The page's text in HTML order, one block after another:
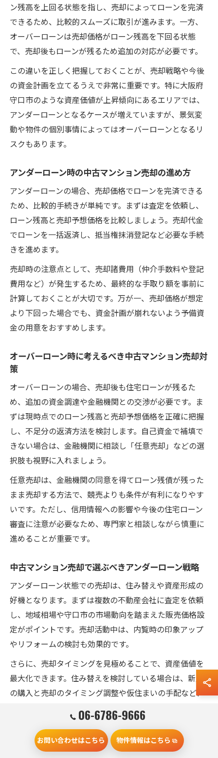
ン残高を上回る状態を指し、売却によってローンを完済
できるため、比較的スムーズに取引が進みます。一方、
オーバーローンは売却価格がローン残高を下回る状態
で、売却後もローンが残るため追加の対応が必要です。
この違いを正しく把握しておくことが、売却戦略や今後
の資金計画を立てるうえで非常に重要です。特に大阪府
守口市のような資産価値が上昇傾向にあるエリアでは、
アンダーローンとなるケースが増えていますが、景気変
動や物件の個別事情によってはオーバーローンとなるリ
スクもあります。
アンダーローン時の中古マンション売却の進め方
アンダーローンの場合、売却価格でローンを完済できる
ため、比較的手続きが単純です。まずは査定を依頼し、
ローン残高と売却予想価格を比較しましょう。売却代金
でローンを一括返済し、抵当権抹消登記など必要な手続
きを進めます。
売却時の注意点として、売却諸費用（仲介手数料や登記
費用など）が発生するため、最終的な手取り額を事前に
計算しておくことが大切です。万が一、売却価格が想定
より下回った場合でも、資金計画が崩れないよう予備資
金の用意をおすすめします。
オーバーローン時に考えるべき中古マンション売却対
策
オーバーローンの場合、売却後も住宅ローンが残るた
め、追加の資金調達や金融機関との交渉が必要です。ま
ずは現時点でのローン残高と売却予想価格を正確に把握
し、不足分の返済方法を検討します。自己資金で補填で
きない場合は、金融機関に相談し「任意売却」などの選
択肢も視野に入れましょう。
任意売却は、金融機関の同意を得てローン残債が残った
まま売却する方法で、競売よりも条件が有利になりやす
いです。ただし、信用情報への影響や今後の住宅ローン
審査に注意が必要なため、専門家と相談しながら慎重に
進めることが重要です。
中古マンション売却で選ぶべきアンダーローン戦略
アンダーローン状態での売却は、住み替えや資産形成の
好機となります。まずは複数の不動産会社に査定を依頼
し、地域相場や守口市の市場動向を踏まえた販売価格設
定がポイントです。売却活動中は、内覧時の印象アップ
やリフォームの検討も効果的です。
さらに、売却タイミングを見極めることで、資産価値を
最大化できます。住み替えを検討している場合は、新居
の購入と売却のタイミング調整や仮住まいの手配など、
オーバーローン状態でも中古マンション売却を成功さ
06-6786-9666
お問い合わせはこちら 物件情報はこちら